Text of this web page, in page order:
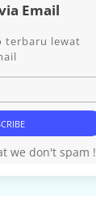
Email
terbaru lewat
we don't spam !